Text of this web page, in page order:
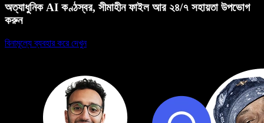
অত্যাধুনিক AI কণ্ঠস্বর, সীমাহীন ফাইল আর ২৪/৭ সহায়তা উপভোগ
করুন
বিনামূল্যে ব্যবহার করে দেখুন